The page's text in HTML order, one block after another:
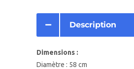
Description
Dimensions :
Diamètre : 58 cm